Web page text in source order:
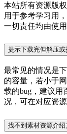
本站所有资源版
用于参考学习用
一切责任均由使
提示下载完但解压或
最常见的情况是
的容量，若小于
载的bug，建议用
况，可在对应资源
找不到素材资源介